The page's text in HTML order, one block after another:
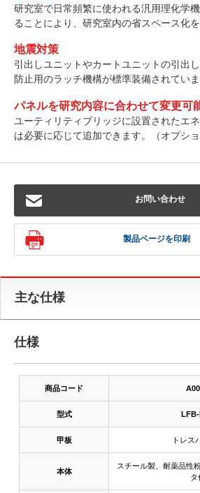
研究室で日常頻繁に使われる汎用理化学
ることにより、研究室内の省スペース化を
地震対策
引出しユニットやカートユニットの引出
防止用のラッチ機構が標準装備されていま
パネルを研究内容に合わせて変更可
ユーティリティブリッジに設置されたエ
は必要に応じて追加できます。（オプショ
お問い合わせ
製品ページを印刷
主な仕様
仕様
商品コード
型式 LFB-
甲板 トレス
本体
スチール製、耐薬品性
タ